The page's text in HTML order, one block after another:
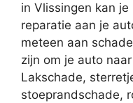
in Vlissingen kan
reparatie aan je
meteen aan
zijn om je auto
Lakschade,
stoeprandschade,